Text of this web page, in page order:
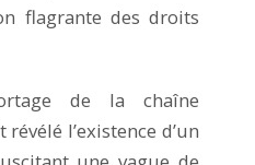
flagrante des droits
de la chaîne
l’existence d’un